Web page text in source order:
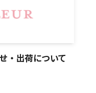
・出荷について